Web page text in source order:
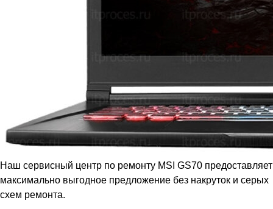
Наш сервисный центр по ремонту MSI GS70 предоставляет
максимально выгодное предложение без накруток и серых
схем ремонта.